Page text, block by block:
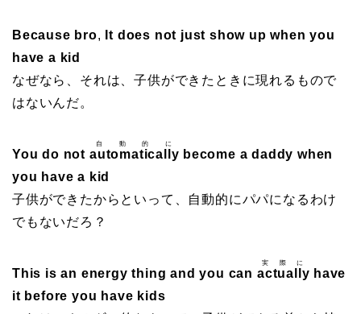
Because bro,
It does not just show up when you
have a kid
なぜなら、それは、子供ができたときに現れるもので
はないんだ。
You do not automatically
自動的に
become a daddy when
you have a kid
子供ができたからといって、自動的にパパになるわけ
でもないだろ？
This is an energy thing and you can actually
実際に
have
it before you have kids